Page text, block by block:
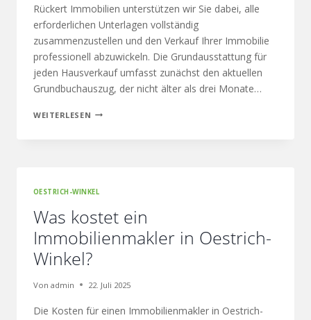
Rückert Immobilien unterstützen wir Sie dabei, alle
erforderlichen Unterlagen vollständig
zusammenzustellen und den Verkauf Ihrer Immobilie
professionell abzuwickeln. Die Grundausstattung für
jeden Hausverkauf umfasst zunächst den aktuellen
Grundbuchauszug, der nicht älter als drei Monate…
WEITERLESEN
OESTRICH-WINKEL
Was kostet ein
Immobilienmakler in Oestrich-
Winkel?
Von admin 22. Juli 2025
Die Kosten für einen Immobilienmakler in Oestrich-